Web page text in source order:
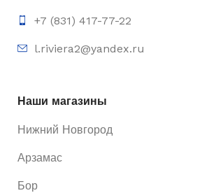
+7 (831) 417-77-22
l.riviera2@yandex.ru
Наши магазины
Нижний Новгород
Арзамас
Бор